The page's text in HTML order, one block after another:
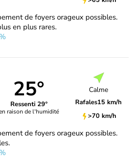
de foyers orageux possibles.
en plus rares.
25°
Ressenti 29°
raison de l'humidité
Calme
Rafales15 km/h
>70 km/h
de foyers orageux possibles.